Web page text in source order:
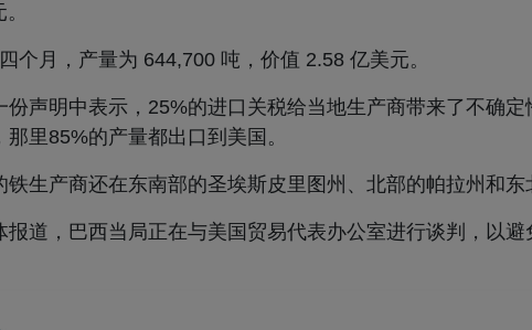
个月，产量为 644,700 吨，价值 2.58 亿美元。
份声明中表示，25%的进口关税给当地生产商带来了不确
那里85%的产量都出口到美国。
铁生产商还在东南部的圣埃斯皮里图州、北部的帕拉州和东
报道，巴西当局正在与美国贸易代表办公室进行谈判，以避